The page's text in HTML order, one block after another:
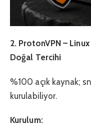
2. ProtonVPN –
Doğal Tercihi
%100 açık kaynak;
kurulabiliyor.
Kurulum: